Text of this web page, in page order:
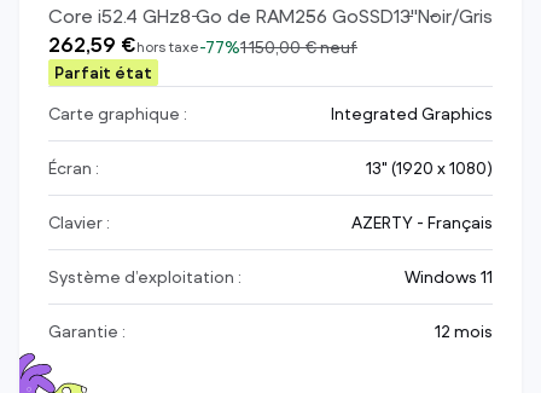
Core i52.4 GHz8Go de RAM256 GoSSD13"Noir/Gris
262,59 €hors taxe-77%1 150,00 €neuf
Parfait état
Carte graphique :
Integrated Graphics
Écran : 13" (1920 x 1080)
Clavier : AZERTY - Français
Système d’exploitation : Windows 11
Garantie : 12 mois